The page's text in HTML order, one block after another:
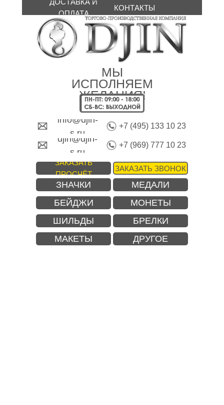
МЫ
ИСПОЛНЯЕМ
ЖЕЛАНИЯ!
ЗАКАЗАТЬ
ПРОСЧЁТ
+7 (969) 777 10 23
+7 (495) 133 10 23
ЗАКАЗАТЬ ЗВОНОК
ДОСТАВКА И
ОПЛАТА
КОНТАКТЫ
ЗНАЧКИ МЕДАЛИ
ШИЛЬДЫ БРЕЛКИ
БЕЙДЖИ МОНЕТЫ
info@djin-
s.ru
djin@djin-
s.ru
МАКЕТЫ ДРУГОЕ